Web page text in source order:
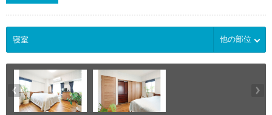
他の部位